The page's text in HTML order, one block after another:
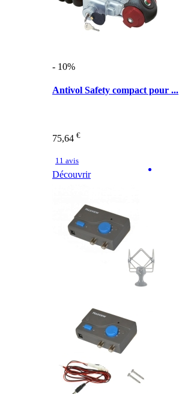
- 10%
Antivol Safety compact pour ...
75,64 €
11 avis
Découvrir